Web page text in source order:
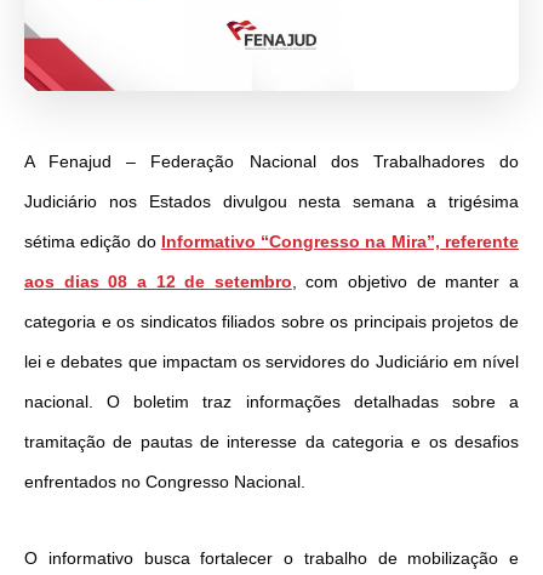
A Fenajud – Federação Nacional dos Trabalhadores do
Judiciário nos Estados divulgou nesta semana a trigésima
sétima edição do Informativo “Congresso na Mira”, referente
aos dias 08 a 12 de setembro , com objetivo de manter a
categoria e os sindicatos filiados sobre os principais projetos de
lei e debates que impactam os servidores do Judiciário em nível
nacional. O boletim traz informações detalhadas sobre a
tramitação de pautas de interesse da categoria e os desafios
enfrentados no Congresso Nacional.
O informativo busca fortalecer o trabalho de mobilização e